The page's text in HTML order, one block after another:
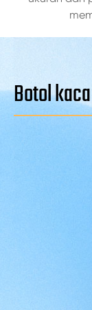
Botol